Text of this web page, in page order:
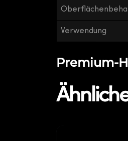
Verwendung
Premium-